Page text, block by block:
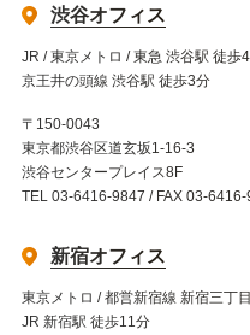
渋谷オフィス
JR / 東京メトロ / 東急 渋谷駅 徒歩
京王井の頭線 渋谷駅 徒歩3分
〒150-0043
東京都渋谷区道玄坂1-16-3
渋谷センタープレイス8F
TEL 03-6416-9847 / FAX 03-
新宿オフィス
東京メトロ / 都営新宿線 新宿三丁
JR 新宿駅 徒歩11分